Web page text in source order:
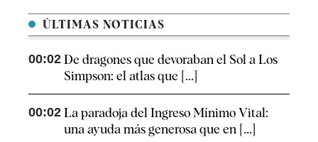
ÚLTIMAS NOTICIAS
00:02 De dragones que devoraban el Sol a Los
Simpson: el atlas que [...]
00:02 La paradoja del Ingreso Mínimo Vital:
una ayuda más generosa que en [...]